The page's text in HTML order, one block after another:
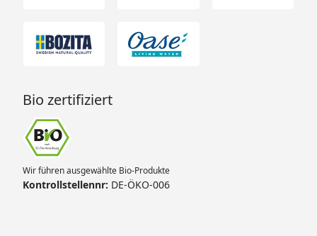
Bio zertifiziert
Wir führen ausgewählte Bio-Produkte
Kontrollstellennr: DE-ÖKO-006